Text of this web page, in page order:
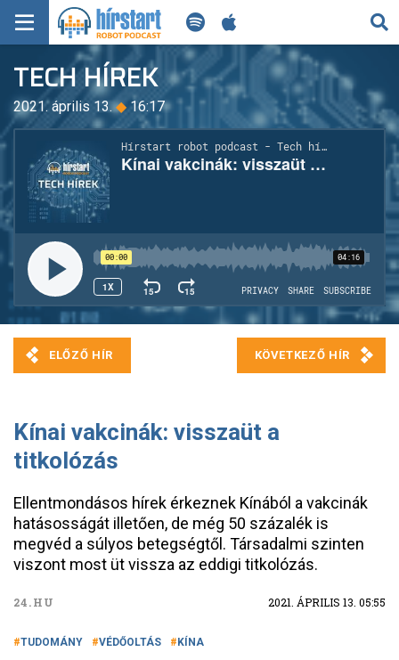
KERESÉS
KEZDŐLAP
FRISS HÍREK
TECH HÍREK
FILM-ZENE-SZÓRAKOZÁS
PLAYLIST
MI AZ A ROBOT PODCAST?
TECH HÍREK
2021. április 13.◆16:17
Kínai vakcinák: visszaüt a
titkolózás
Ellentmondásos hírek érkeznek Kínából a vakcinák
hatásosságát illetően, de még 50 százalék is
megvéd a súlyos betegségtől. Társadalmi szinten
viszont most üt vissza az eddigi titkolózás.
24.HU 2021. ÁPRILIS 13. 05:55
TUDOMÁNY VÉDŐOLTÁS KÍNA